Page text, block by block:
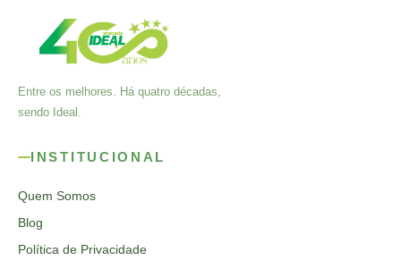
Entre os melhores. Há quatro décadas,
sendo Ideal.
INSTITUCIONAL
Quem Somos
Blog
Política de Privacidade